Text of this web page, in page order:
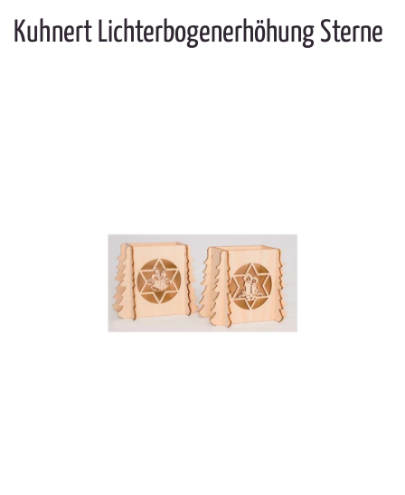
Kuhnert Lichterbogenerhöhung Sterne